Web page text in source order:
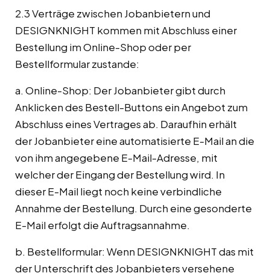
2.3 Verträge zwischen Jobanbietern und
DESIGNKNIGHT kommen mit Abschluss einer
Bestellung im Online-Shop oder per
Bestellformular zustande:
a. Online-Shop: Der Jobanbieter gibt durch
Anklicken des Bestell-Buttons ein Angebot zum
Abschluss eines Vertrages ab. Daraufhin erhält
der Jobanbieter eine automatisierte E-Mail an die
von ihm angegebene E-Mail-Adresse, mit
welcher der Eingang der Bestellung wird. In
dieser E-Mail liegt noch keine verbindliche
Annahme der Bestellung. Durch eine gesonderte
E-Mail erfolgt die Auftragsannahme.
b. Bestellformular: Wenn DESIGNKNIGHT das mit
der Unterschrift des Jobanbieters versehene